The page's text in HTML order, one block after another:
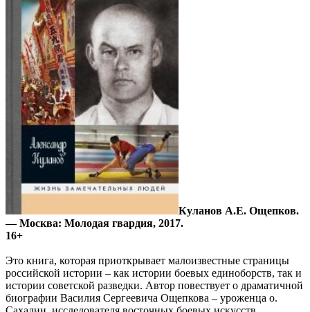
Куланов А.Е. Ощепков.
— Москва: Молодая гвардия, 2017.
16+
Это книга, которая приоткрывает малоизвестные страницы
российской истории – как истории боевых единоборств, так и
истории советской разведки. Автор повествует о драматичной
биографии Василия Сергеевича Ощепкова – уроженца о.